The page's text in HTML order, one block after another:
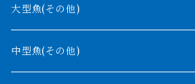
バンジャール
ギニア
ナイジェリア
コンギクス
オルナティピンニス
大型魚(その他)
中型魚(その他)